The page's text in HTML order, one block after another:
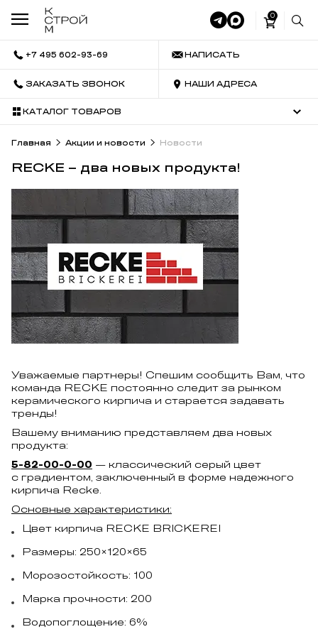
0
+7 495 602-93-69 НАПИСАТЬ
ЗАКАЗАТЬ ЗВОНОК НАШИ АДРЕСА
КАТАЛОГ ТОВАРОВ
Главная Акции и новости Новости
RECKE – два новых продукта!
Уважаемые партнеры! Спешим сообщить Вам, что
команда RECKE постоянно следит за рынком
керамического кирпича и старается задавать
тренды!
Вашему вниманию представляем два новых
продукта:
5-82-00-0-00 — классический серый цвет
с градиентом, заключенный в форме надежного
кирпича Recke.
Основные характеристики:
Цвет кирпича RECKE BRICKEREI
Размеры: 250×120×65
Морозостойкость: 100
Марка прочности: 200
Водопоглощение: 6%